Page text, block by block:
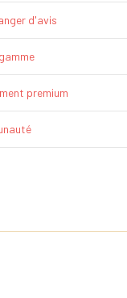
d'avis
premium